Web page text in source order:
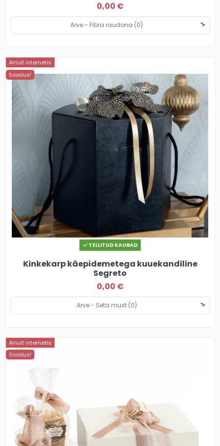
0,00 €
Ainult internetis
Soodus!
TELLITUD KAUBAD
Kinkekarp käepidemetega kuuekandiline
Segreto
0,00 €
Ainult internetis
Soodus!